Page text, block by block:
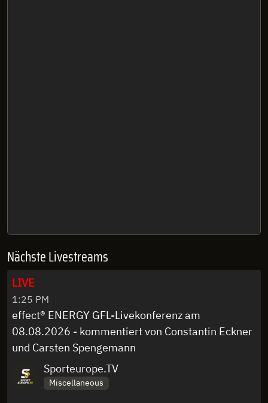
Nächste Livestreams
LIVE
1:25 PM
effect® ENERGY GFL-Livekonferenz am
08.08.2026 - kommentiert von Constantin Eckner
und Carsten Spengemann
Sporteurope.TV
Miscellaneous